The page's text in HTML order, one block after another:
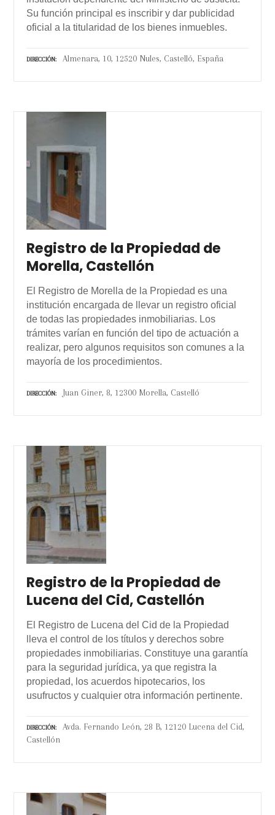
Su función principal es inscribir y dar publicidad
oficial a la titularidad de los bienes inmuebles.
DIRECCIÓN Almenara, 10, 12520 Nules, Castelló, España
Registro de la Propiedad de
Morella, Castellón
El Registro de Morella de la Propiedad es una
institución encargada de llevar un registro oficial
de todas las propiedades inmobiliarias. Los
trámites varían en función del tipo de actuación a
realizar, pero algunos requisitos son comunes a la
mayoría de los procedimientos.
DIRECCIÓN Juan Giner, 8, 12300 Morella, Castelló
Registro de la Propiedad de
Lucena del Cid, Castellón
El Registro de Lucena del Cid de la Propiedad
lleva el control de los títulos y derechos sobre
propiedades inmobiliarias. Constituye una garantía
para la seguridad jurídica, ya que registra la
propiedad, los acuerdos hipotecarios, los
usufructos y cualquier otra información pertinente.
DIRECCIÓN
Avda. Fernando León, 28 B, 12120 Lucena del Cid,
Castellón